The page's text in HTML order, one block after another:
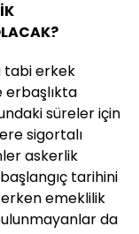
tabi erkek
erbaşlıkta
süreler için
sigortalı
askerlik
tarihini
emeklilik
da